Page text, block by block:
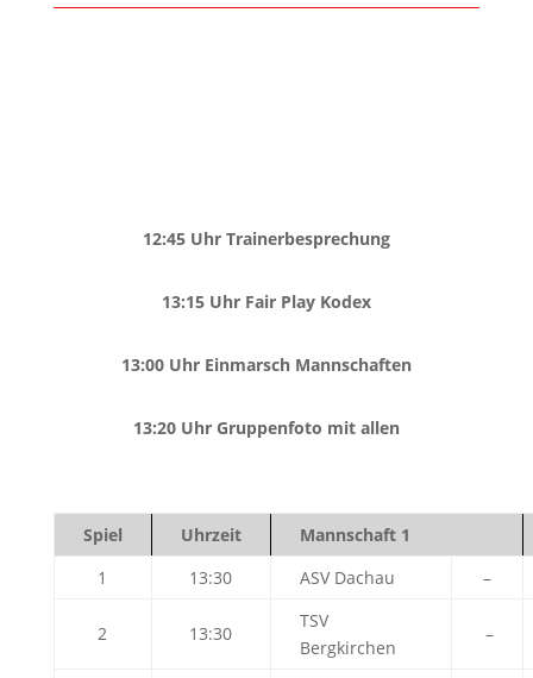
12:45 Uhr Trainerbesprechung
13:15 Uhr Fair Play Kodex
13:00 Uhr Einmarsch Mannschaften
13:20 Uhr Gruppenfoto mit allen
Spiel Uhrzeit
Mannschaft 1
1
13:30 ASV Dachau –
2 13:30
TSV
Bergkirchen
–